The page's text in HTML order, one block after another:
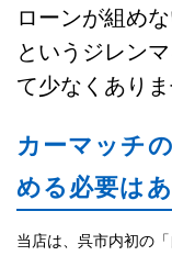
ローンが組め
というジレン
て少なくありま
カーマッチ
める必要は
当店は、呉市内初の